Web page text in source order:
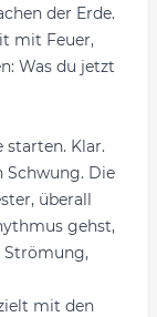
der Erde.
mit Feuer,
Was du jetzt
Klar.
Schwung. Die
überall
gehst,
Strömung,
mit den